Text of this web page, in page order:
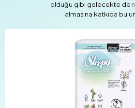
olduğu gibi gelecekte de
almasına katkıda